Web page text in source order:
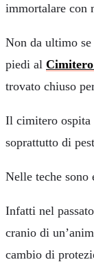
immortalare con
Non da ultimo
piedi al
trovato chiuso
Il cimitero ospita
soprattutto di
Nelle teche sono
Infatti nel
cranio di
cambio di